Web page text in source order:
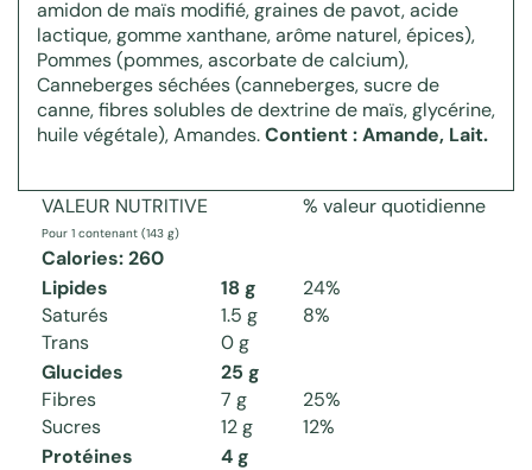
amidon de maïs modifié, graines de pavot, acide
lactique, gomme xanthane, arôme naturel, épices),
Pommes (pommes, ascorbate de calcium),
Canneberges séchées (canneberges, sucre de
canne, fibres solubles de dextrine de maïs, glycérine,
huile végétale), Amandes.Contient : Amande, Lait.
VALEUR NUTRITIVE
Pour 1 contenant (143 g)
% valeur quotidienne
Calories: 260
Lipides
18 g
24%
Saturés
1.5 g
8%
Trans
0 g
Glucides
25 g
Fibres
7 g
25%
Sucres
12 g
12%
Protéines
4 g